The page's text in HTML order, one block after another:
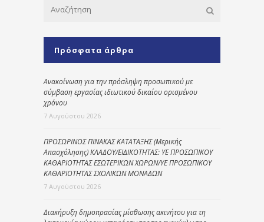
Πρόσφατα άρθρα
Ανακοίνωση για την πρόσληψη προσωπικού με
σύμβαση εργασίας ιδιωτικού δικαίου ορισμένου
χρόνου
7 Αυγούστου 2026
ΠΡΟΣΩΡΙΝΟΣ ΠΙΝΑΚΑΣ ΚΑΤΑΤΑΞΗΣ (Μερικής
Απασχόλησης) ΚΛΑΔΟΥ/ΕΙΔΙΚΟΤΗΤΑΣ: ΥΕ ΠΡΟΣΩΠΙΚΟΥ
ΚΑΘΑΡΙΟΤΗΤΑΣ ΕΣΩΤΕΡΙΚΩΝ ΧΩΡΩΝ/ΥΕ ΠΡΟΣΩΠΙΚΟΥ
ΚΑΘΑΡΙΟΤΗΤΑΣ ΣΧΟΛΙΚΩΝ ΜΟΝΑΔΩΝ
7 Αυγούστου 2026
Διακήρυξη δημοπρασίας μίσθωσης ακινήτου για τη